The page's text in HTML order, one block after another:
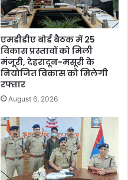
एमडीडीए बोर्ड बैठक में 25
विकास प्रस्तावों को मिली
मंजूरी, देहरादून-मसूरी के
नियोजित विकास को मिलेगी
रफ्तार
August 6, 2026